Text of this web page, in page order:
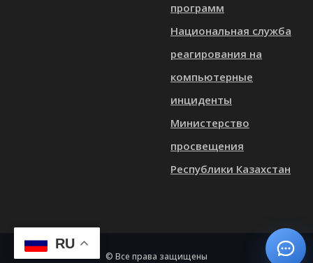
RU
программ
Национальная служба
реагирования на
компьютерные
инциденты
Министерство
просвещения
Республики Казахстан
© Все права защищены